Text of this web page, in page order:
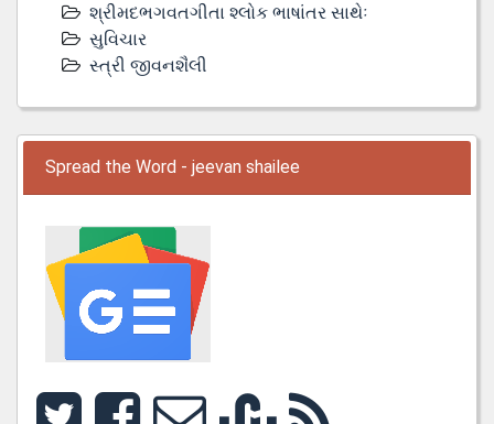
શ્રીમદભગવતગીતા શ્લોક ભાષાંતર સાથેઃ
સુવિચાર
સ્ત્રી જીવનશૈલી
Spread the Word - jeevan shailee